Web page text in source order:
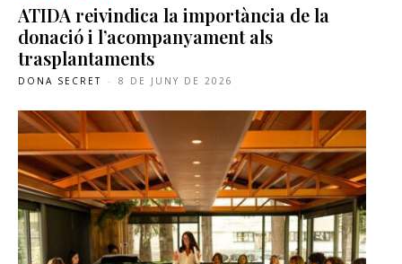
ATIDA reivindica la importància de la
donació i l’acompanyament als
trasplantaments
DONA SECRET - 8 DE JUNY DE 2026